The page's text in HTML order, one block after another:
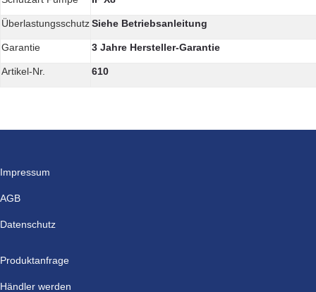
ÜberlastungsschutzSiehe Betriebsanleitung
Garantie 3 Jahre Hersteller-Garantie
Artikel-Nr. 610
Impressum
AGB
Datenschutz
Produktanfrage
Händler werden